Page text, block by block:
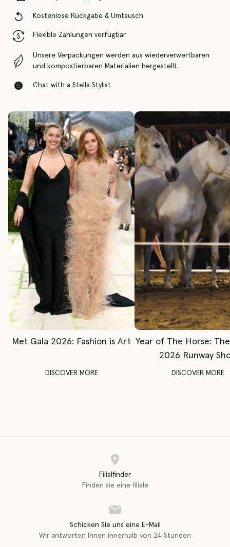
Kostenlose Rückgabe & Umtausch
Flexible Zahlungen verfügbar
Unsere Verpackungen werden aus wiederverwertbaren
und kompostierbaren Materialien hergestellt.
Chat with a Stella Stylist
Met Gala 2026: Fashion is Art
DISCOVER MORE
Year of The Horse:
2026 Runway
DISCOVER MORE
Filialfinder
Finden sie eine filiale
Schicken Sie uns eine E-Mail
Wir antworten Ihnen innerhalb von 24 Stunden